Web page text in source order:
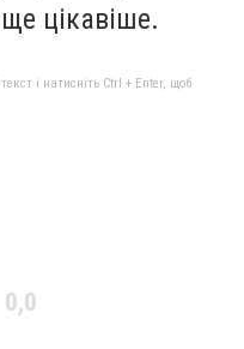
цікавіше.
і натисніть Ctrl + Enter, щоб
0,0